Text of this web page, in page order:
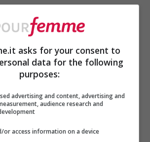
in casa è ilFicus benjamin
lo conosce con il nome di
è sempre la stessa pianta!
da coltivare.
caratteristiche del Ficus
tratta di una pianta
asks for your consent to
data for the following
purposes:
advertising and content, advertising and
audience research and
or access information on a device